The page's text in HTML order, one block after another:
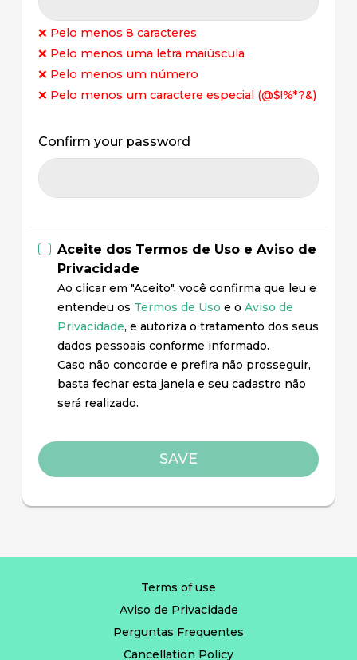
❌ Pelo menos 8 caracteres
❌ Pelo menos uma letra maiúscula
❌ Pelo menos um número
❌ Pelo menos um caractere especial (@$!%*?&)
Confirm your password
Aceite dos Termos de Uso e Aviso de
Privacidade
Ao clicar em "Aceito", você confirma que leu e
entendeu os Termos de Uso e o Aviso de
Privacidade, e autoriza o tratamento dos seus
dados pessoais conforme informado.
Caso não concorde e prefira não prosseguir,
basta fechar esta janela e seu cadastro não
será realizado.
Terms of use
Aviso de Privacidade
Perguntas Frequentes
Cancellation Policy